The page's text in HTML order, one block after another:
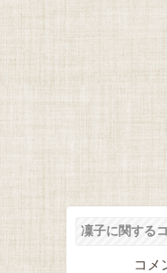
凜子に関する
コメ